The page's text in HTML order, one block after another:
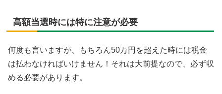
高額当選時には特に注意が必要
何度も言いますが、もちろん50万円を超えた時には税金
は払わなければいけません！それは大前提なので、必ず収
める必要があります。